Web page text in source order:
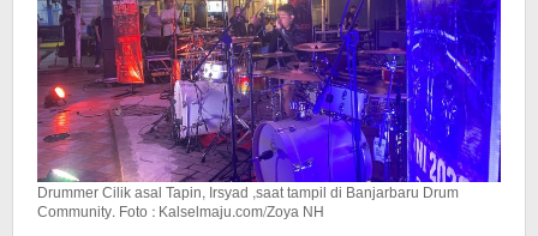
Drummer Cilik asal Tapin, Irsyad ,saat tampil di Banjarbaru Drum
Community. Foto : Kalselmaju.com/Zoya NH